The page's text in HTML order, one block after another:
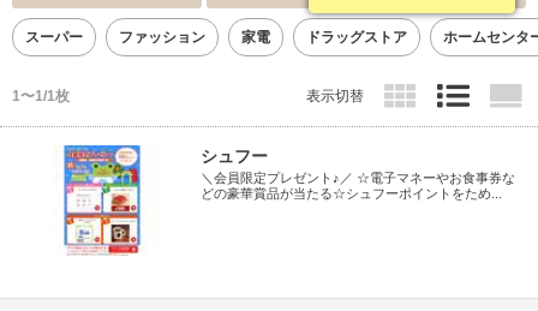
スーパー ファッション 家電 ドラッグストア ホームセンタ
1〜1/1枚 表示切替
シュフー
＼会員限定プレゼント♪／ ☆電子マネーやお食事券な
どの豪華賞品が当たる☆シュフーポイントをため...